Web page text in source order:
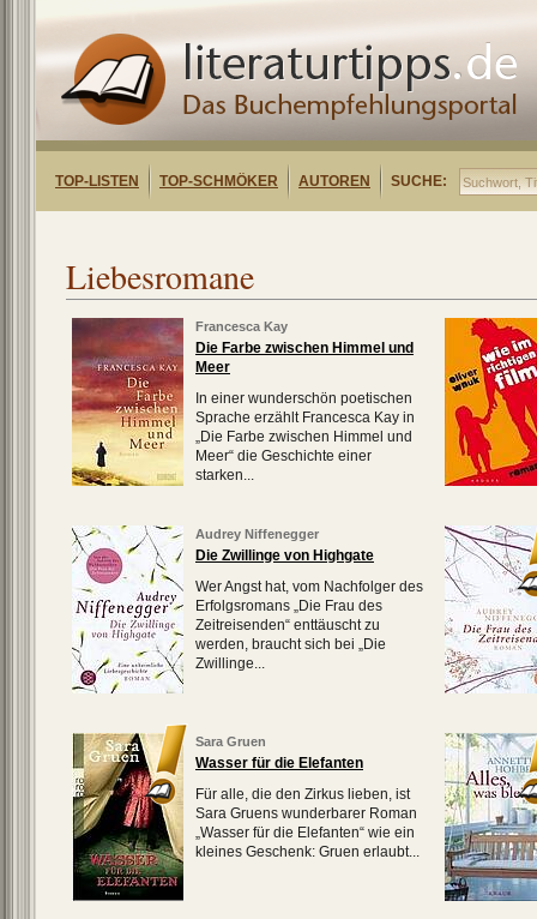
TOP-LISTEN TOP-SCHMÖKER AUTOREN SUCHE:
Liebesromane
Francesca Kay
Die Farbe zwischen Himmel und
Meer
In einer wunderschön poetischen
Sprache erzählt Francesca Kay in
„Die Farbe zwischen Himmel und
Meer“ die Geschichte einer
starken...
Audrey Niffenegger
Die Zwillinge von Highgate
Wer Angst hat, vom Nachfolger des
Erfolgsromans „Die Frau des
Zeitreisenden“ enttäuscht zu
werden, braucht sich bei „Die
Zwillinge...
Sara Gruen
Wasser für die Elefanten
Für alle, die den Zirkus lieben, ist
Sara Gruens wunderbarer Roman
„Wasser für die Elefanten“ wie ein
kleines Geschenk: Gruen erlaubt...